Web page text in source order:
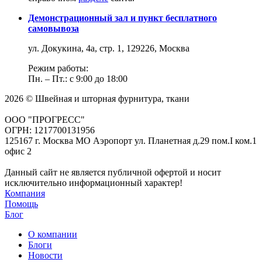
Демонстрационный зал и пункт бесплатного
самовывоза
ул. Докукина, 4а, стр. 1, 129226, Москва
Режим работы:
Пн. – Пт.: с 9:00 до 18:00
2026 © Швейная и шторная фурнитура, ткани
ООО "ПРОГРЕСС"
ОГРН: 1217700131956
125167 г. Москва МО Аэропорт ул. Планетная д.29 пом.I ком.1
офис 2
Данный сайт не является публичной офертой и носит
исключительно информационный характер!
Компания
Помощь
Блог
О компании
Блоги
Новости